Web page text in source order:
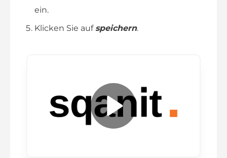
ein.
Klicken Sie auf speichern.
P